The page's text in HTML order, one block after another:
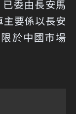
委由長安馬
要係以長安
於中國市場